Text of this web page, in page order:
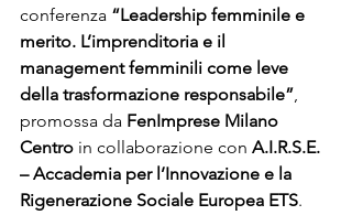
conferenza “Leadership femminile e
merito. L’imprenditoria e il
management femminili come leve
della trasformazione responsabile”,
promossa da FenImprese Milano
Centro in collaborazione con A.I.R.S.E.
– Accademia per l’Innovazione e la
Rigenerazione Sociale Europea ETS.